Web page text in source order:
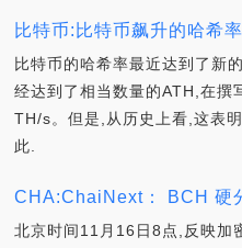
比特币:比特币飙升的哈希
比特币的哈希率最近达到了新
经达到了相当数量的ATH,在
TH/s。但是,从历史上看,这表
此.
CHA:ChaiNext： BCH 硬
北京时间11月16日8点,反映加